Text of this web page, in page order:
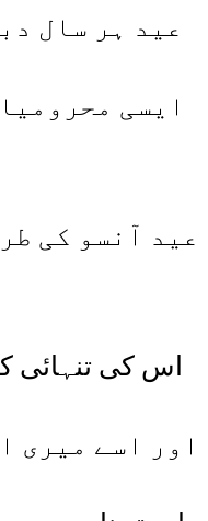
عید ہر سال
ایسی
عید آنسو کی
اس کی تنہائی
اور اسے میری